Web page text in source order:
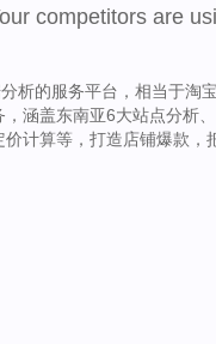
competitors are
析的服务平台，相当于淘
涵盖东南亚6大站点分析
计算等，打造店铺爆款，